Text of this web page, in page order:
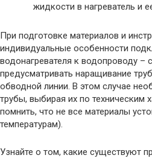
жидкости в нагреватель и
При подготовке материалов и
индивидуальные особенности
водонагревателя к водопроводу –
предусматривать наращивание
обводной линии. В этом случае
трубы, выбирая их по техническим
помнить, что не все материалы
температурам).
Узнайте о том, какие существуют